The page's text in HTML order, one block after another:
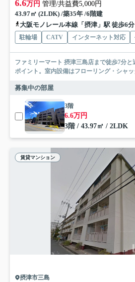
6.6万円 管理/共益費5,000円
43.97㎡ (2LDK) /築35年 /6階建
大阪モノレール本線「摂津」駅 徒歩6分
駐輪場 CATV インターネット対応
ファミリーマート 摂津三島店まで徒歩7分
ポイント。室内設備はフローリング・シャ
募集中の部屋
3階
6.6万円
3階 / 43.97㎡ / 2LDK
賃貸マンション
摂津市三島